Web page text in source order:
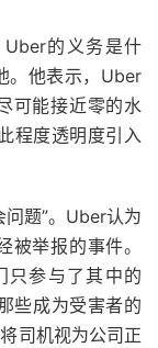
的义务是什
。他表示，Uber
可能接近零的水
程度透明度引入
题”。Uber认为
举报的事件。
只参与了其中的
些成为受害者的
司机视为公司正